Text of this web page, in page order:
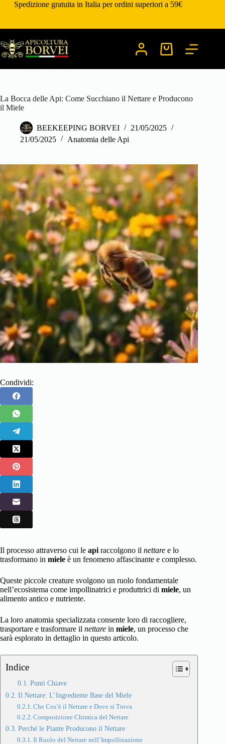
SaltaSpedizione gratuita in Italia per ordini superiori a 59€
Carrello
La Bocca delle Api: Come Succhiano il Nettare e Producono
il Miele
BEEKEEPING BORVEI
21/05/2025
21/05/2025
Anatomia delle Api
Condividi:
Il processo attraverso cui le api raccolgono il nettare e lo
trasformano in miele è un fenomeno affascinante e complesso.
Queste piccole creature svolgono un ruolo fondamentale
nell’ecosistema come impollinatrici e produttrici di miele, un
alimento antico e nutriente.
La loro anatomia specializzata consente loro di raccogliere,
trasportare e trasformare il nettare in miele, un processo che
sarà esplorato in dettaglio in questo articolo.
Indice
Punti Chiave
Il Nettare: L’Ingrediente Base del Miele
Che Cos’è il Nettare e Dove si Trova
Composizione Chimica del Nettare
Perché le Piante Producono il Nettare
Il Ruolo del Nettare nell’Impollinazione